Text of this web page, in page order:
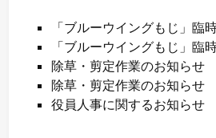
「ブルーウイングもじ」臨
「ブルーウイングもじ」臨
除草・剪定作業のお知らせ
除草・剪定作業のお知らせ
役員人事に関するお知らせ